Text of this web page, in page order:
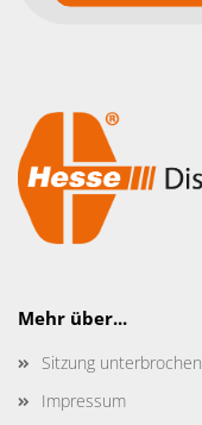
Mehr über...
Sitzung unterbrochen
Impressum